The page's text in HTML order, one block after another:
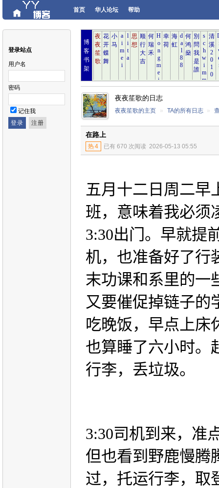
首页 华人论坛 帮助
登录站点
用户名
密码
记住我
博
客
书
架
夜夜笙歌的日志
夜夜笙歌的主页 » TA的所有日志 »
在路上
热4 已有 670 次阅读 2026-05-13 05:55
五月十二日周二早
班，意味着我必须
3:30出门。早就提
机，也准备好了行
末功课和系里的一
又要催促掉链子的
吃晚饭，早点上床
也算睡了六小时。
行李，丢垃圾。
3:30司机到来，准
但也看到野鹿慢腾
过，托运行李，取